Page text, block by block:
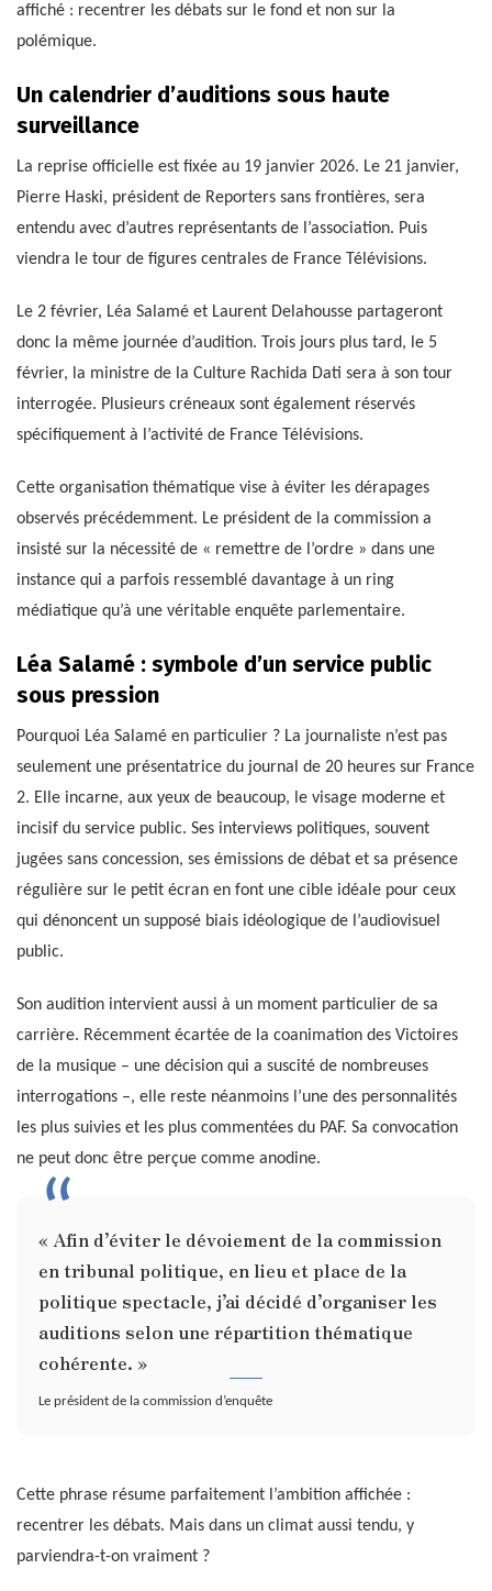
affiché : recentrer les débats sur le fond et non sur la
polémique.
Un calendrier d’auditions sous haute
surveillance
La reprise officielle est fixée au 19 janvier 2026. Le 21 janvier,
Pierre Haski, président de Reporters sans frontières, sera
entendu avec d’autres représentants de l’association. Puis
viendra le tour de figures centrales de France Télévisions.
Le 2 février, Léa Salamé et Laurent Delahousse partageront
donc la même journée d’audition. Trois jours plus tard, le 5
février, la ministre de la Culture Rachida Dati sera à son tour
interrogée. Plusieurs créneaux sont également réservés
spécifiquement à l’activité de France Télévisions.
Cette organisation thématique vise à éviter les dérapages
observés précédemment. Le président de la commission a
insisté sur la nécessité de « remettre de l’ordre » dans une
instance qui a parfois ressemblé davantage à un ring
médiatique qu’à une véritable enquête parlementaire.
Léa Salamé : symbole d’un service public
sous pression
Pourquoi Léa Salamé en particulier ? La journaliste n’est pas
seulement une présentatrice du journal de 20 heures sur France
2. Elle incarne, aux yeux de beaucoup, le visage moderne et
incisif du service public. Ses interviews politiques, souvent
jugées sans concession, ses émissions de débat et sa présence
régulière sur le petit écran en font une cible idéale pour ceux
qui dénoncent un supposé biais idéologique de l’audiovisuel
public.
Son audition intervient aussi à un moment particulier de sa
carrière. Récemment écartée de la coanimation des Victoires
de la musique – une décision qui a suscité de nombreuses
interrogations –, elle reste néanmoins l’une des personnalités
les plus suivies et les plus commentées du PAF. Sa convocation
ne peut donc être perçue comme anodine.
« Afin d’éviter le dévoiement de la commission
en tribunal politique, en lieu et place de la
politique spectacle, j’ai décidé d’organiser les
auditions selon une répartition thématique
cohérente. »
Le président de la commission d’enquête
Cette phrase résume parfaitement l’ambition affichée :
recentrer les débats. Mais dans un climat aussi tendu, y
parviendra-t-on vraiment ?